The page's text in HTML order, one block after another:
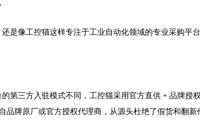
是像工控猫这样专注于工业自动化领域的专业采购平
第三方入驻模式不同，工控猫采用官方直供 + 品牌
牌原厂或官方授权代理商，从源头杜绝了假货和翻新